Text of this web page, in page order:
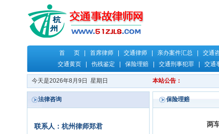
首 页 首席律师 交通律师 亲办案件汇总
交通
交通黄页
伤残鉴定 保险理赔 交通刑事犯罪 交通
今天是2026年8月9日 星期日 本站公告：
法律咨询
联系人：杭州律师郑君
保险理赔
两